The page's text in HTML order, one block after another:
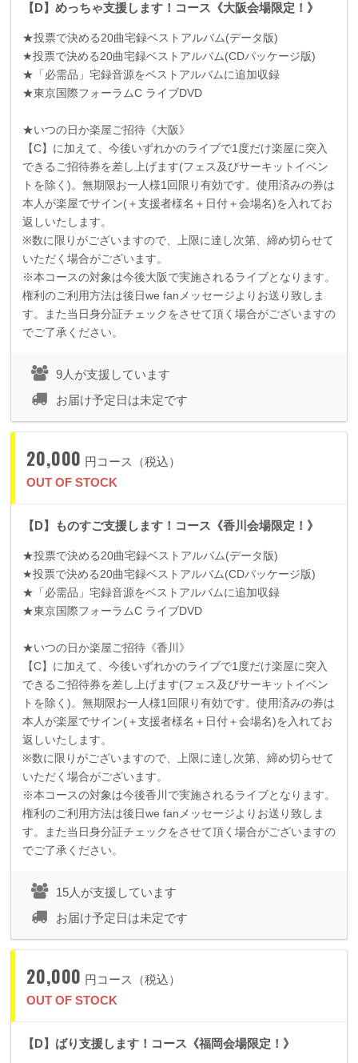
【D】めっちゃ支援します！コース《大阪会場限定！》
★投票で決める20曲宅録ベストアルバム(データ版)
★投票で決める20曲宅録ベストアルバム(CDパッケージ版)
★「必需品」宅録音源をベストアルバムに追加収録
★東京国際フォーラムC ライブDVD
★いつの日か楽屋ご招待《大阪》
【C】に加えて、今後いずれかのライブで1 度だけ楽屋に突入
できるご招待券を差し上げます(フェス及びサーキットイベン
トを除く )。無期限お一人様1 回限り有効です。使用済みの券は
本人が楽屋でサイン(＋支援者様名＋日付＋会場名)を入れてお
返しいたします。
※数に限りがございますので、上限に達し次第、締め切らせて
いただく場合がございます。
※本コースの対象は今後大阪で実施されるライブとなります。
権利のご利用方法は後日we fanメッセージよりお送り致しま
す。また当日身分証チェックをさせて頂く場合がございますの
でご了承ください。
9人が支援しています
お届け予定日は未定です
20,000 円コース（税込）
OUT OF STOCK
【D】ものすご支援します！コース《香川会場限定！》
★投票で決める20曲宅録ベストアルバム(データ版)
★投票で決める20曲宅録ベストアルバム(CDパッケージ版)
★「必需品」宅録音源をベストアルバムに追加収録
★東京国際フォーラムC ライブDVD
★いつの日か楽屋ご招待《香川》
【C】に加えて、今後いずれかのライブで1 度だけ楽屋に突入
できるご招待券を差し上げます(フェス及びサーキットイベン
トを除く )。無期限お一人様1 回限り有効です。使用済みの券は
本人が楽屋でサイン(＋支援者様名＋日付＋会場名)を入れてお
返しいたします。
※数に限りがございますので、上限に達し次第、締め切らせて
いただく場合がございます。
※本コースの対象は今後香川で実施されるライブとなります。
権利のご利用方法は後日we fanメッセージよりお送り致しま
す。また当日身分証チェックをさせて頂く場合がございますの
でご了承ください。
15人が支援しています
お届け予定日は未定です
20,000 円コース（税込）
OUT OF STOCK
【D】ばり支援します！コース《福岡会場限定！》